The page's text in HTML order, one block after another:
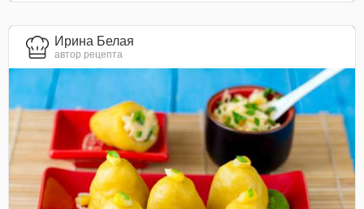
Ирина Белая
автор рецепта